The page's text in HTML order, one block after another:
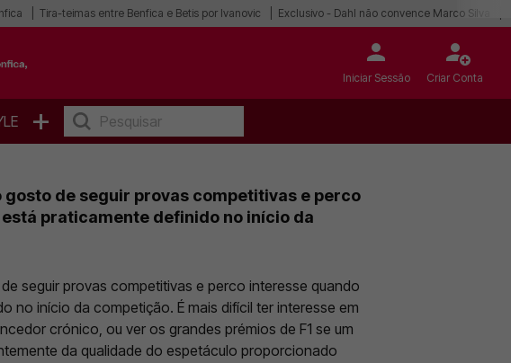
Tira-teimas entre Benfica e Betis por Ivanovic Exclusivo - Dahl não convence Marco Silva
Iniciar Sessão Criar Conta
+
de seguir provas competitivas e perco
praticamente definido no início da
seguir provas competitivas e perco interesse quando
no início da competição. É mais difícil ter interesse em
crónico, ou ver os grandes prémios de F1 se um
da qualidade do espetáculo proporcionado